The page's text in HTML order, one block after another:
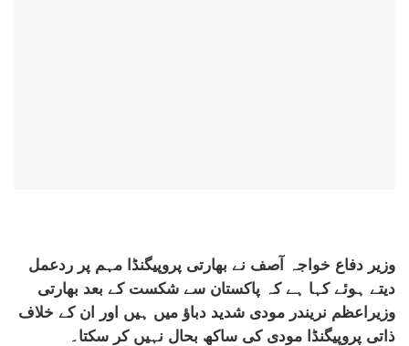
وزیر دفاع خواجہ آصف نے بھارتی پروپیگنڈا مہم پر ردعمل
دیتے ہوئے کہا ہے کہ پاکستان سے شکست کے بعد بھارتی
وزیراعظم نریندر مودی شدید دباؤ میں ہیں اور ان کے خلاف
ذاتی پروپیگنڈا مودی کی ساکھ بحال نہیں کر سکتا۔